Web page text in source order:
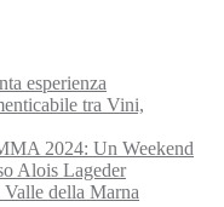
esperienza
tra Vini,
2024: Un Weekend
Alois Lageder
della Marna